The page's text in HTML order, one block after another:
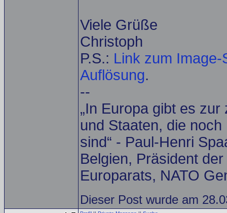
Viele Grüße
Christoph
P.S.: Link zum
Auflösung.
--
„In Europa gibt es
und Staaten, die
sind“ - Paul-Henri
Belgien, Präsident
Europarats, NATO
Dieser Post wurde am